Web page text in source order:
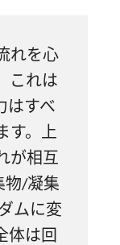
れを心
これは
はすべ
す。上
が相互
物/凝集
ムに変
体は回